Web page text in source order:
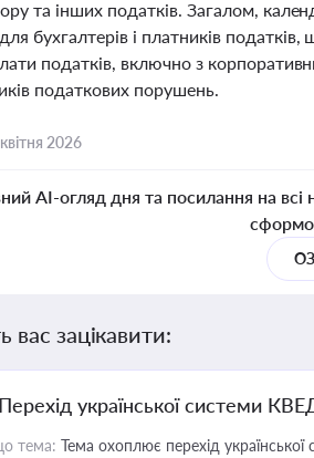
та інших податків. Загалом,
бухгалтерів і платників
податків, включно з
податкових порушень.
2026
AI-огляд дня та посилання на всі
вас зацікавити:
Перехід української системи
тема: Тема охоплює перехід української